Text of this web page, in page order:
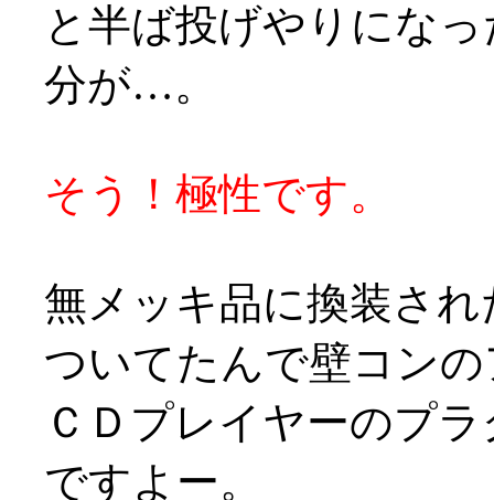
と半ば投げやりにな
分が…。
そう！極性です。
無メッキ品に換装さ
ついてたんで壁コン
ＣＤプレイヤーのプ
ですよー。